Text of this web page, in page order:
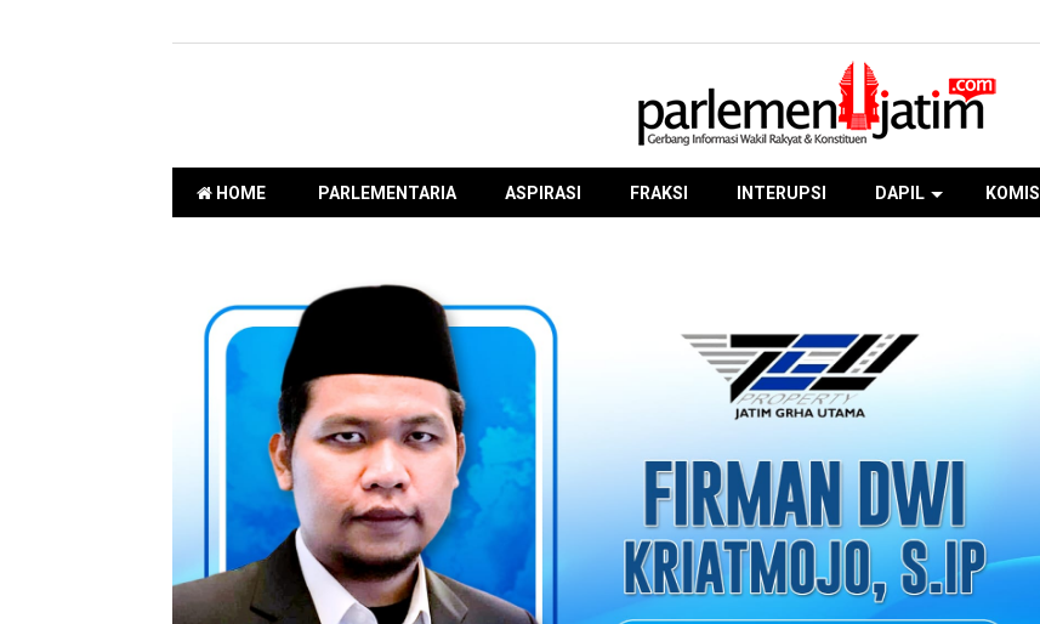
HOME PARLEMENTARIA ASPIRASI FRAKSI INTERUPSI DAPIL KOMISI